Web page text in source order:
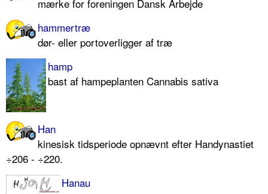
mærke for foreningen Dansk Arbejde
hammertræ
dør- eller portoverligger af træ
hamp
bast af hampeplanten Cannabis sativa
Han
kinesisk tidsperiode opnævnt efter Handynastiet
÷206 - ÷220.
Hanau